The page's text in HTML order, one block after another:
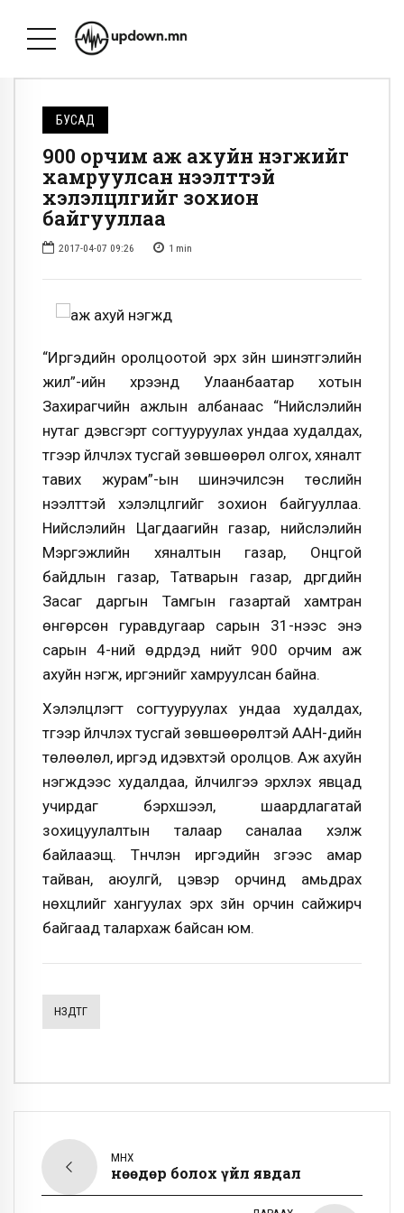
БУСАД
900 орчим аж ахуйн нэгжийг
хамруулсан нээлттэй
хэлэлцүүлгийг зохион
байгууллаа
2017-04-07 09:26 1 min
“Иргэдийн оролцоотой эрх зүйн шинэтгэлийн
жил”-ийн хүрээнд Улаанбаатар хотын
Захирагчийн ажлын албанаас “Нийслэлийн
нутаг дэвсгэрт согтууруулах ундаа худалдах,
түүгээр үйлчлэх тусгай зөвшөөрөл олгох, хяналт
тавих журам”-ын шинэчилсэн төслийн
нээлттэй хэлэлцүүлгийг зохион байгууллаа.
Нийслэлийн Цагдаагийн газар, нийслэлийн
Мэргэжлийн хяналтын газар, Онцгой
байдлын газар, Татварын газар, дүүргүүдийн
Засаг даргын Тамгын газартай хамтран
өнгөрсөн гуравдугаар сарын 31-нээс энэ
сарын 4-ний өдрүүдэд нийт 900 орчим аж
ахуйн нэгж, иргэнийг хамруулсан байна.
Хэлэлцүүлэгт согтууруулах ундаа худалдах,
түүгээр үйлчлэх тусгай зөвшөөрөлтэй ААН-үүдийн
төлөөлөл, иргэд идэвхтэй оролцов. Аж ахуйн
нэгжүүдээс худалдаа, үйлчилгээ эрхлэх явцад
учирдаг бэрхшээл, шаардлагатай
зохицуулалтын талаар саналаа хэлж
байлааэщ. Түүнчлэн иргэдийн зүгээс амар
тайван, аюулгүй, цэвэр орчинд амьдрах
нөхцлийг хангуулах эрх зүйн орчин сайжирч
байгаад талархаж байсан юм.
НЗДТГ
ӨМНӨХ
Өнөөдөр болох үйл явдал